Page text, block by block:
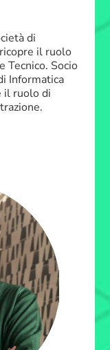
di
il ruolo
Tecnico. Socio
Informatica
il ruolo di